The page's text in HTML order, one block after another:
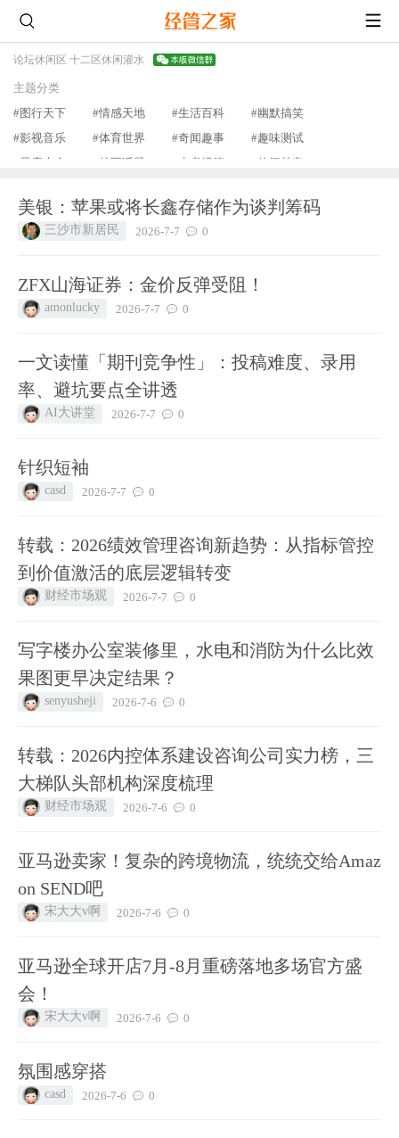
论坛休闲区 十二区休闲灌水
主题分类
#图行天下
#情感天地 #生活百科
#幽默搞笑
#影视音乐
#体育世界 #奇闻趣事
#趣味测试
#星座大全
#校园话题 #水煮经管 #休闲其它
美银：苹果或将长鑫存储作为谈判筹码
三沙市新居民 2026-7-7 0
ZFX山海证券：金价反弹受阻！
amonlucky 2026-7-7 0
一文读懂「期刊竞争性」：投稿难度、录用
率、避坑要点全讲透
AI大讲堂 2026-7-7 0
针织短袖
casd 2026-7-7 0
转载：2026绩效管理咨询新趋势：从指标管控
到价值激活的底层逻辑转变
财经市场观 2026-7-7 0
写字楼办公室装修里，水电和消防为什么比效
果图更早决定结果？
senyusheji 2026-7-6 0
转载：2026内控体系建设咨询公司实力榜，三
大梯队头部机构深度梳理
财经市场观 2026-7-6 0
亚马逊卖家！复杂的跨境物流，统统交给Amaz
on SEND吧
宋大大v啊 2026-7-6 0
亚马逊全球开店7月-8月重磅落地多场官方盛
会！
宋大大v啊 2026-7-6 0
氛围感穿搭
casd 2026-7-6 0